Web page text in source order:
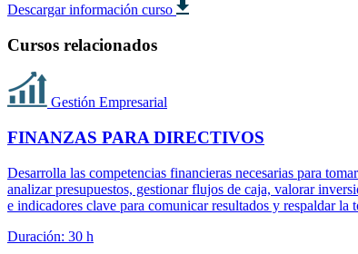
Descargar información curso
Cursos relacionados
Gestión Empresarial
FINANZAS PARA DIRECTIVOS
Desarrolla las competencias financieras necesarias para
analizar presupuestos, gestionar flujos de caja, valorar
e indicadores clave para comunicar resultados y respaldar
Duración: 30 h